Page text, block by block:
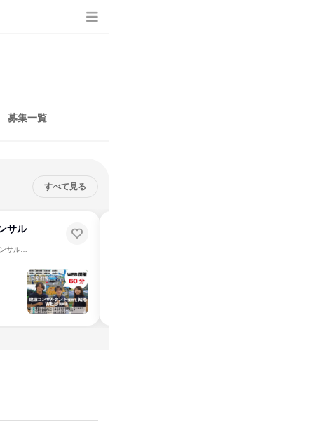
募集一覧
すべて見る
サル